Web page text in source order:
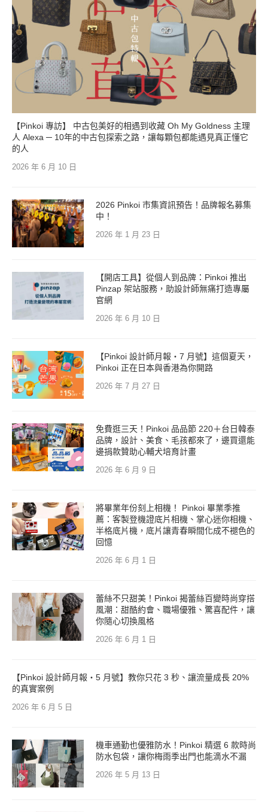
【Pinkoi 專訪】 中古包美好的相遇到收藏 Oh My Goldness 主理
人 Alexa ─ 10年的中古包探索之路，讓每顆包都能遇見真正懂它
的人
2026 年 6 月 10 日
2026 Pinkoi 市集資訊預告！品牌報名募集
中！
2026 年 1 月 23 日
【開店工具】從個人到品牌：Pinkoi 推出
Pinzap 架站服務，助設計師無痛打造專屬
官網
2026 年 6 月 10 日
【Pinkoi 設計師月報・7 月號】這個夏天，
Pinkoi 正在日本與香港為你開路
2026 年 7 月 27 日
免費逛三天！Pinkoi 品品節 220＋台日韓泰
品牌，設計、美食、毛孩都來了，邊買還能
邊捐款贊助心輔犬培育計畫
2026 年 6 月 9 日
將畢業年份刻上相機！ Pinkoi 畢業季推
薦：客製登機證底片相機、掌心迷你相機、
半格底片機，底片讓青春瞬間化成不褪色的
回憶
2026 年 6 月 1 日
蕾絲不只甜美！Pinkoi 揭蕾絲百變時尚穿搭
風潮：甜酷約會、職場優雅、驚喜配件，讓
你隨心切換風格
2026 年 6 月 1 日
【Pinkoi 設計師月報・5 月號】教你只花 3 秒、讓流量成長 20%
的真實案例
2026 年 6 月 5 日
機車通勤也優雅防水！Pinkoi 精選 6 款時尚
防水包袋，讓你梅雨季出門也能滴水不漏
2026 年 5 月 13 日